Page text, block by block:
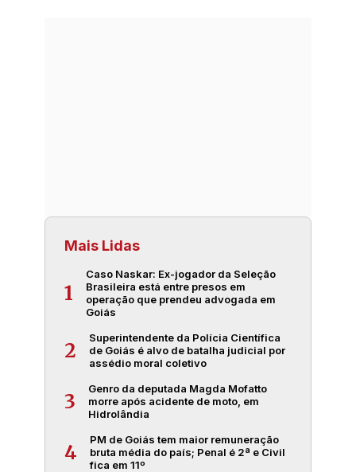
Mais Lidas
1
Caso Naskar: Ex-jogador da Seleção
Brasileira está entre presos em
operação que prendeu advogada em
Goiás
2
Superintendente da Polícia Científica
de Goiás é alvo de batalha judicial por
assédio moral coletivo
3
Genro da deputada Magda Mofatto
morre após acidente de moto, em
Hidrolândia
4
PM de Goiás tem maior remuneração
bruta média do país; Penal é 2ª e Civil
fica em 11º